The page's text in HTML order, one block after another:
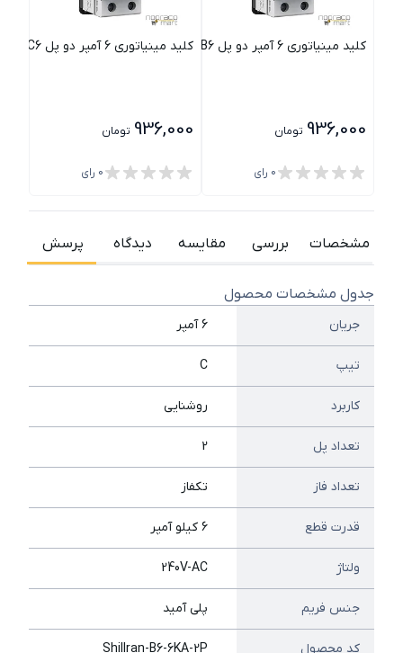
کلید مینیاتوری 6 آمپر دو پل B6 هیوندای
936,000 تومان
0 رای
کلید مینیاتوری 6 آمپر دو پل C6 هیوندای
936,000 تومان
0 رای
مشخصات بررسی مقایسه دیدگاه پرسش
جدول مشخصات محصول
جریان 6 آمپر
تیپ C
کاربرد روشنایی
تعداد پل 2
تعداد فاز تکفاز
قدرت قطع 6 کیلو آمپر
ولتاژ 240V-AC
جنس فریم پلی آمید
کد محصول ShilIran-B6-6KA-2P